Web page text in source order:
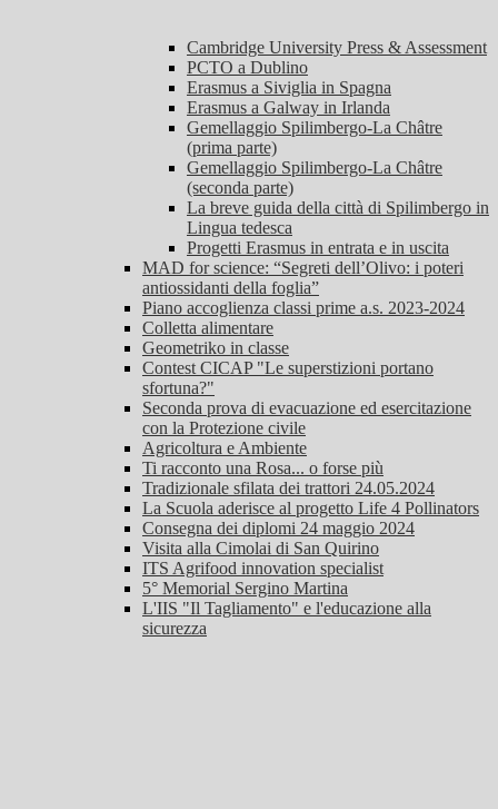
Cambridge University Press & Assessment
PCTO a Dublino
Erasmus a Siviglia in Spagna
Erasmus a Galway in Irlanda
Gemellaggio Spilimbergo-La Châtre
(prima parte)
Gemellaggio Spilimbergo-La Châtre
(seconda parte)
La breve guida della città di Spilimbergo in
Lingua tedesca
Progetti Erasmus in entrata e in uscita
MAD for science: “Segreti dell’Olivo: i poteri
antiossidanti della foglia”
Piano accoglienza classi prime a.s. 2023-2024
Colletta alimentare
Geometriko in classe
Contest CICAP "Le superstizioni portano
sfortuna?"
Seconda prova di evacuazione ed esercitazione
con la Protezione civile
Agricoltura e Ambiente
Ti racconto una Rosa... o forse più
Tradizionale sfilata dei trattori 24.05.2024
La Scuola aderisce al progetto Life 4 Pollinators
Consegna dei diplomi 24 maggio 2024
Visita alla Cimolai di San Quirino
ITS Agrifood innovation specialist
5° Memorial Sergino Martina
L'IIS "Il Tagliamento" e l'educazione alla
sicurezza